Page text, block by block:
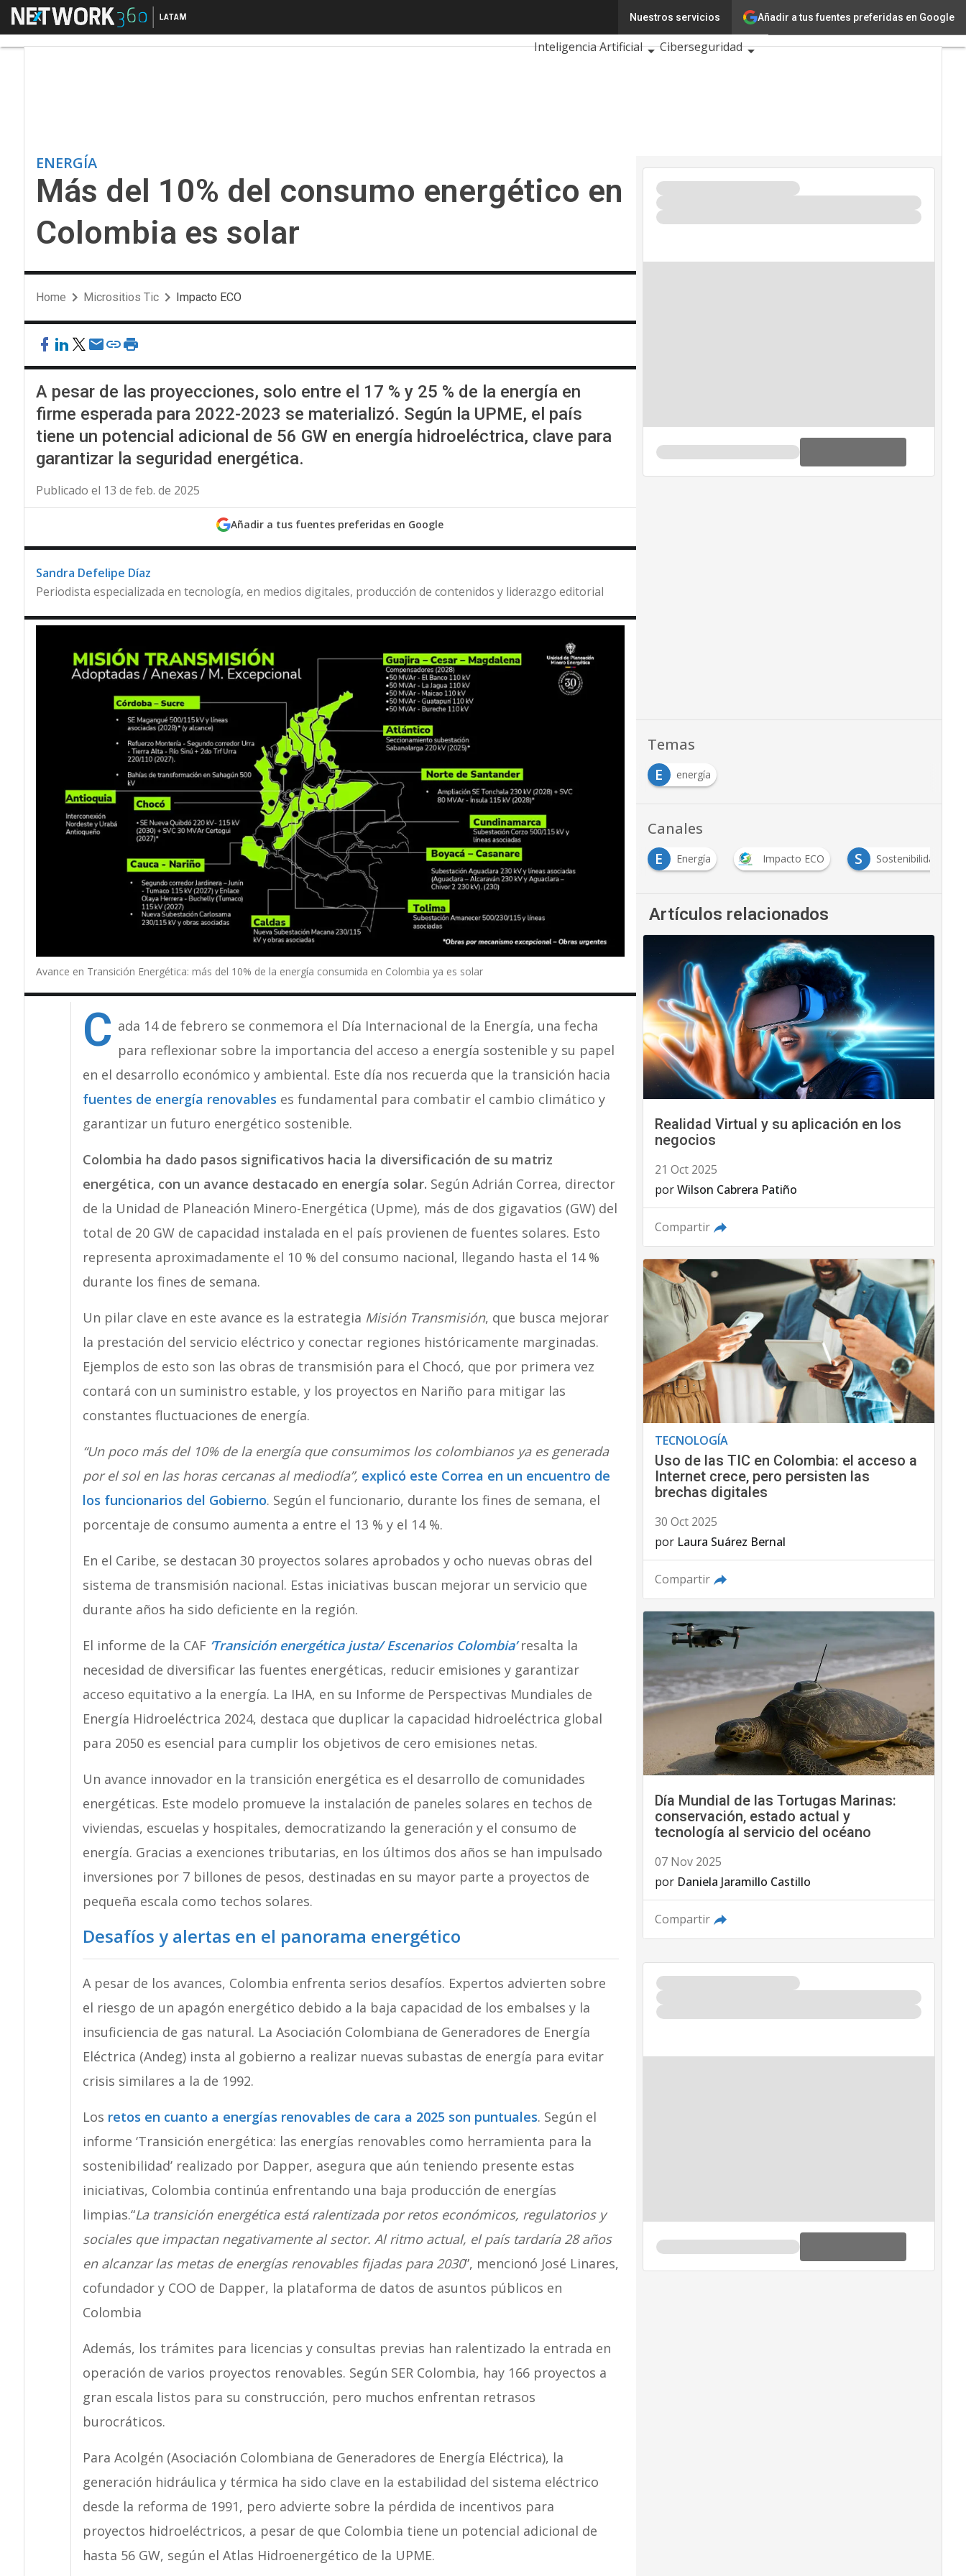
Añadir a tus fuentes preferidas en Google
Nuestros servicios
Menú Innovación
Ciencia
Inteligencia Artificial
Ciberseguridad
ENERGÍA
Más del 10% del consumo energético en
Colombia es solar
Home Micrositios Tic Impacto ECO
A pesar de las proyecciones, solo entre el 17 % y 25 % de la energía en
firme esperada para 2022-2023 se materializó. Según la UPME, el país
tiene un potencial adicional de 56 GW en energía hidroeléctrica, clave para
garantizar la seguridad energética.
Publicado el 13 de feb. de 2025
Añadir a tus fuentes preferidas en Google
Sandra Defelipe Díaz
Periodista especializada en tecnología, en medios digitales, producción de contenidos y liderazgo editorial
Avance en Transición Energética: más del 10% de la energía consumida en Colombia ya es solar
C ada 14 de febrero se conmemora el Día Internacional de la Energía, una fecha
para reflexionar sobre la importancia del acceso a energía sostenible y su papel
en el desarrollo económico y ambiental. Este día nos recuerda que la transición hacia
fuentes de energía renovables es fundamental para combatir el cambio climático y
garantizar un futuro energético sostenible.
Colombia ha dado pasos significativos hacia la diversificación de su matriz
energética, con un avance destacado en energía solar. Según Adrián Correa, director
de la Unidad de Planeación Minero-Energética (Upme), más de dos gigavatios (GW) del
total de 20 GW de capacidad instalada en el país provienen de fuentes solares. Esto
representa aproximadamente el 10 % del consumo nacional, llegando hasta el 14 %
durante los fines de semana.
Un pilar clave en este avance es la estrategia Misión Transmisión, que busca mejorar
la prestación del servicio eléctrico y conectar regiones históricamente marginadas.
Ejemplos de esto son las obras de transmisión para el Chocó, que por primera vez
contará con un suministro estable, y los proyectos en Nariño para mitigar las
constantes fluctuaciones de energía.
“Un poco más del 10% de la energía que consumimos los colombianos ya es generada
por el sol en las horas cercanas al mediodía”, explicó este Correa en un encuentro de
los funcionarios del Gobierno. Según el funcionario, durante los fines de semana, el
porcentaje de consumo aumenta a entre el 13 % y el 14 %.
En el Caribe, se destacan 30 proyectos solares aprobados y ocho nuevas obras del
sistema de transmisión nacional. Estas iniciativas buscan mejorar un servicio que
durante años ha sido deficiente en la región.
El informe de la CAF ‘Transición energética justa/ Escenarios Colombia’resalta la
necesidad de diversificar las fuentes energéticas, reducir emisiones y garantizar
acceso equitativo a la energía. La IHA, en su Informe de Perspectivas Mundiales de
Energía Hidroeléctrica 2024, destaca que duplicar la capacidad hidroeléctrica global
para 2050 es esencial para cumplir los objetivos de cero emisiones netas.
Un avance innovador en la transición energética es el desarrollo de comunidades
energéticas. Este modelo promueve la instalación de paneles solares en techos de
viviendas, escuelas y hospitales, democratizando la generación y el consumo de
energía. Gracias a exenciones tributarias, en los últimos dos años se han impulsado
inversiones por 7 billones de pesos, destinadas en su mayor parte a proyectos de
pequeña escala como techos solares.
Desafíos y alertas en el panorama energético
A pesar de los avances, Colombia enfrenta serios desafíos. Expertos advierten sobre
el riesgo de un apagón energético debido a la baja capacidad de los embalses y la
insuficiencia de gas natural. La Asociación Colombiana de Generadores de Energía
Eléctrica (Andeg) insta al gobierno a realizar nuevas subastas de energía para evitar
crisis similares a la de 1992.
Los retos en cuanto a energías renovables de cara a 2025 son puntuales. Según el
informe ‘Transición energética: las energías renovables como herramienta para la
sostenibilidad’ realizado por Dapper, asegura que aún teniendo presente estas
iniciativas, Colombia continúa enfrentando una baja producción de energías
limpias.“La transición energética está ralentizada por retos económicos, regulatorios y
sociales que impactan negativamente al sector. Al ritmo actual, el país tardaría 28 años
en alcanzar las metas de energías renovables fijadas para 2030”, mencionó José Linares,
cofundador y COO de Dapper, la plataforma de datos de asuntos públicos en
Colombia
Además, los trámites para licencias y consultas previas han ralentizado la entrada en
operación de varios proyectos renovables. Según SER Colombia, hay 166 proyectos a
gran escala listos para su construcción, pero muchos enfrentan retrasos
burocráticos.
Para Acolgén (Asociación Colombiana de Generadores de Energía Eléctrica), la
generación hidráulica y térmica ha sido clave en la estabilidad del sistema eléctrico
desde la reforma de 1991, pero advierte sobre la pérdida de incentivos para
proyectos hidroeléctricos, a pesar de que Colombia tiene un potencial adicional de
hasta 56 GW, según el Atlas Hidroenergético de la UPME.
Temas
E
energía
Canales
D
E Energía Impacto ECO S Sostenibilidad
Artículos relacionados
Realidad Virtual y su aplicación en los
negocios
21 Oct 2025
porWilson Cabrera Patiño
Compartir
TECNOLOGÍA
Uso de las TIC en Colombia: el acceso a
Internet crece, pero persisten las
brechas digitales
30 Oct 2025
por Laura Suárez Bernal
Compartir
Día Mundial de las Tortugas Marinas:
conservación, estado actual y
tecnología al servicio del océano
07 Nov 2025
por Daniela Jaramillo Castillo
Compartir